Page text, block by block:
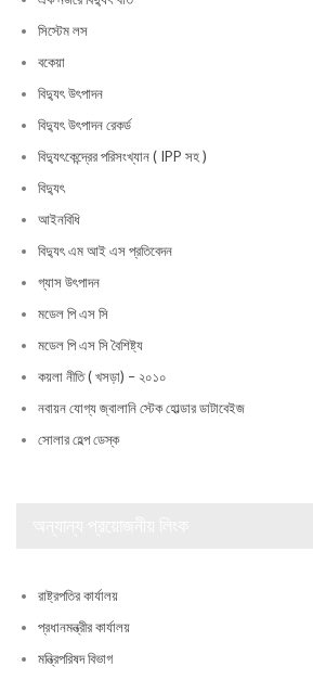
সিস্টেম লস
বকেয়া
বিদ্যুৎ উৎপাদন
বিদ্যুৎ উৎপাদন রেকর্ড
বিদ্যুৎকেন্দ্রের পরিসংখ্যান ( IPP সহ )
বিদ্যুৎ
আইনবিধি
বিদ্যুৎ এম আই এস প্রতিবেদন
গ্যাস উৎপাদন
মডেল পি এস সি
মডেল পি এস সি বৈশিষ্ট্য
কয়লা নীতি ( খসড়া) – ২০১০
নবায়ন যোগ্য জ্বালানি স্টেক হোল্ডার ডাটাবেইজ
সোলার হেল্প ডেস্ক
রাষ্ট্রপতির কার্যালয়
প্রধানমন্ত্রীর কার্যালয়
মন্ত্রিপরিষদ বিভাগ